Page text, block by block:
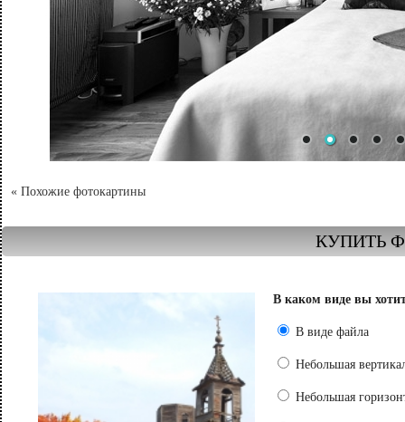
« Похожие фотокартины
КУПИТЬ
В каком виде вы
В виде файла
Небольшая
Небольшая